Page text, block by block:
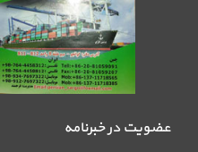
عضویت در خبرنامه